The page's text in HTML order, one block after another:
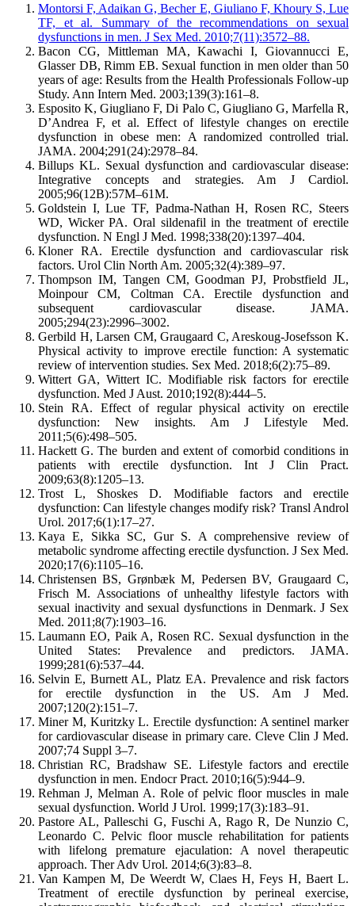
Montorsi F, Adaikan G, Becher E, Giuliano F, Khoury S, Lue
TF, et al. Summary of the recommendations on sexual
dysfunctions in men. J Sex Med. 2010;7(11):3572–88.
Bacon CG, Mittleman MA, Kawachi I, Giovannucci E,
Glasser DB, Rimm EB. Sexual function in men older than 50
years of age: Results from the Health Professionals Follow-up
Study. Ann Intern Med. 2003;139(3):161–8.
Esposito K, Giugliano F, Di Palo C, Giugliano G, Marfella R,
D’Andrea F, et al. Effect of lifestyle changes on erectile
dysfunction in obese men: A randomized controlled trial.
JAMA. 2004;291(24):2978–84.
Billups KL. Sexual dysfunction and cardiovascular disease:
Integrative concepts and strategies. Am J Cardiol.
2005;96(12B):57M–61M.
Goldstein I, Lue TF, Padma-Nathan H, Rosen RC, Steers
WD, Wicker PA. Oral sildenafil in the treatment of erectile
dysfunction. N Engl J Med. 1998;338(20):1397–404.
Kloner RA. Erectile dysfunction and cardiovascular risk
factors. Urol Clin North Am. 2005;32(4):389–97.
Thompson IM, Tangen CM, Goodman PJ, Probstfield JL,
Moinpour CM, Coltman CA. Erectile dysfunction and
subsequent cardiovascular disease. JAMA.
2005;294(23):2996–3002.
Gerbild H, Larsen CM, Graugaard C, Areskoug-Josefsson K.
Physical activity to improve erectile function: A systematic
review of intervention studies. Sex Med. 2018;6(2):75–89.
Wittert GA, Wittert IC. Modifiable risk factors for erectile
dysfunction. Med J Aust. 2010;192(8):444–5.
Stein RA. Effect of regular physical activity on erectile
dysfunction: New insights. Am J Lifestyle Med.
2011;5(6):498–505.
Hackett G. The burden and extent of comorbid conditions in
patients with erectile dysfunction. Int J Clin Pract.
2009;63(8):1205–13.
Trost L, Shoskes D. Modifiable factors and erectile
dysfunction: Can lifestyle changes modify risk? Transl Androl
Urol. 2017;6(1):17–27.
Kaya E, Sikka SC, Gur S. A comprehensive review of
metabolic syndrome affecting erectile dysfunction. J Sex Med.
2020;17(6):1105–16.
Christensen BS, Grønbæk M, Pedersen BV, Graugaard C,
Frisch M. Associations of unhealthy lifestyle factors with
sexual inactivity and sexual dysfunctions in Denmark. J Sex
Med. 2011;8(7):1903–16.
Laumann EO, Paik A, Rosen RC. Sexual dysfunction in the
United States: Prevalence and predictors. JAMA.
1999;281(6):537–44.
Selvin E, Burnett AL, Platz EA. Prevalence and risk factors
for erectile dysfunction in the US. Am J Med.
2007;120(2):151–7.
Miner M, Kuritzky L. Erectile dysfunction: A sentinel marker
for cardiovascular disease in primary care. Cleve Clin J Med.
2007;74 Suppl 3–7.
Christian RC, Bradshaw SE. Lifestyle factors and erectile
dysfunction in men. Endocr Pract. 2010;16(5):944–9.
Rehman J, Melman A. Role of pelvic floor muscles in male
sexual dysfunction. World J Urol. 1999;17(3):183–91.
Pastore AL, Palleschi G, Fuschi A, Rago R, De Nunzio C,
Leonardo C. Pelvic floor muscle rehabilitation for patients
with lifelong premature ejaculation: A novel therapeutic
approach. Ther Adv Urol. 2014;6(3):83–8.
Van Kampen M, De Weerdt W, Claes H, Feys H, Baert L.
Treatment of erectile dysfunction by perineal exercise,